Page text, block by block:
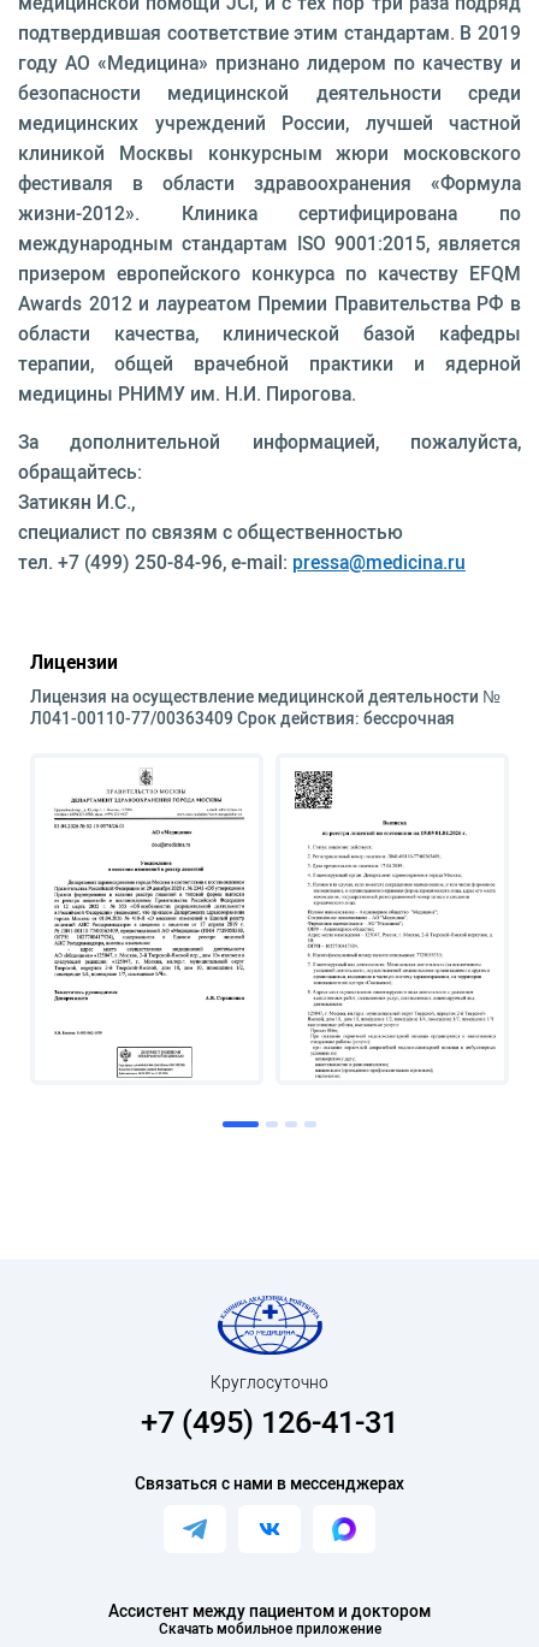
подтвердившая соответствие этим стандартам. В 2019
году АО «Медицина» признано лидером по качеству и
безопасности медицинской деятельности среди
медицинских учреждений России, лучшей частной
клиникой Москвы конкурсным жюри московского
фестиваля в области здравоохранения «Формула
жизни-2012». Клиника сертифицирована по
международным стандартам ISO 9001:2015, является
призером европейского конкурса по качеству EFQM
Awards 2012 и лауреатом Премии Правительства РФ в
области качества, клинической базой кафедры
терапии, общей врачебной практики и ядерной
медицины РНИМУ им. Н.И. Пирогова.
За дополнительной информацией, пожалуйста,
обращайтесь:
Затикян И.С.,
специалист по связям с общественностью
тел. +7 (499) 250-84-96, e-mail: pressa@medicina.ru
Лицензии
Лицензия на осуществление медицинской деятельности №
Л041-00110-77/00363409 Срок действия: бессрочная
Ассистент между пациентом и доктором
Скачать мобильное приложение
Круглосуточно
+7 (495) 126-41-31
Связаться с нами в мессенджерах